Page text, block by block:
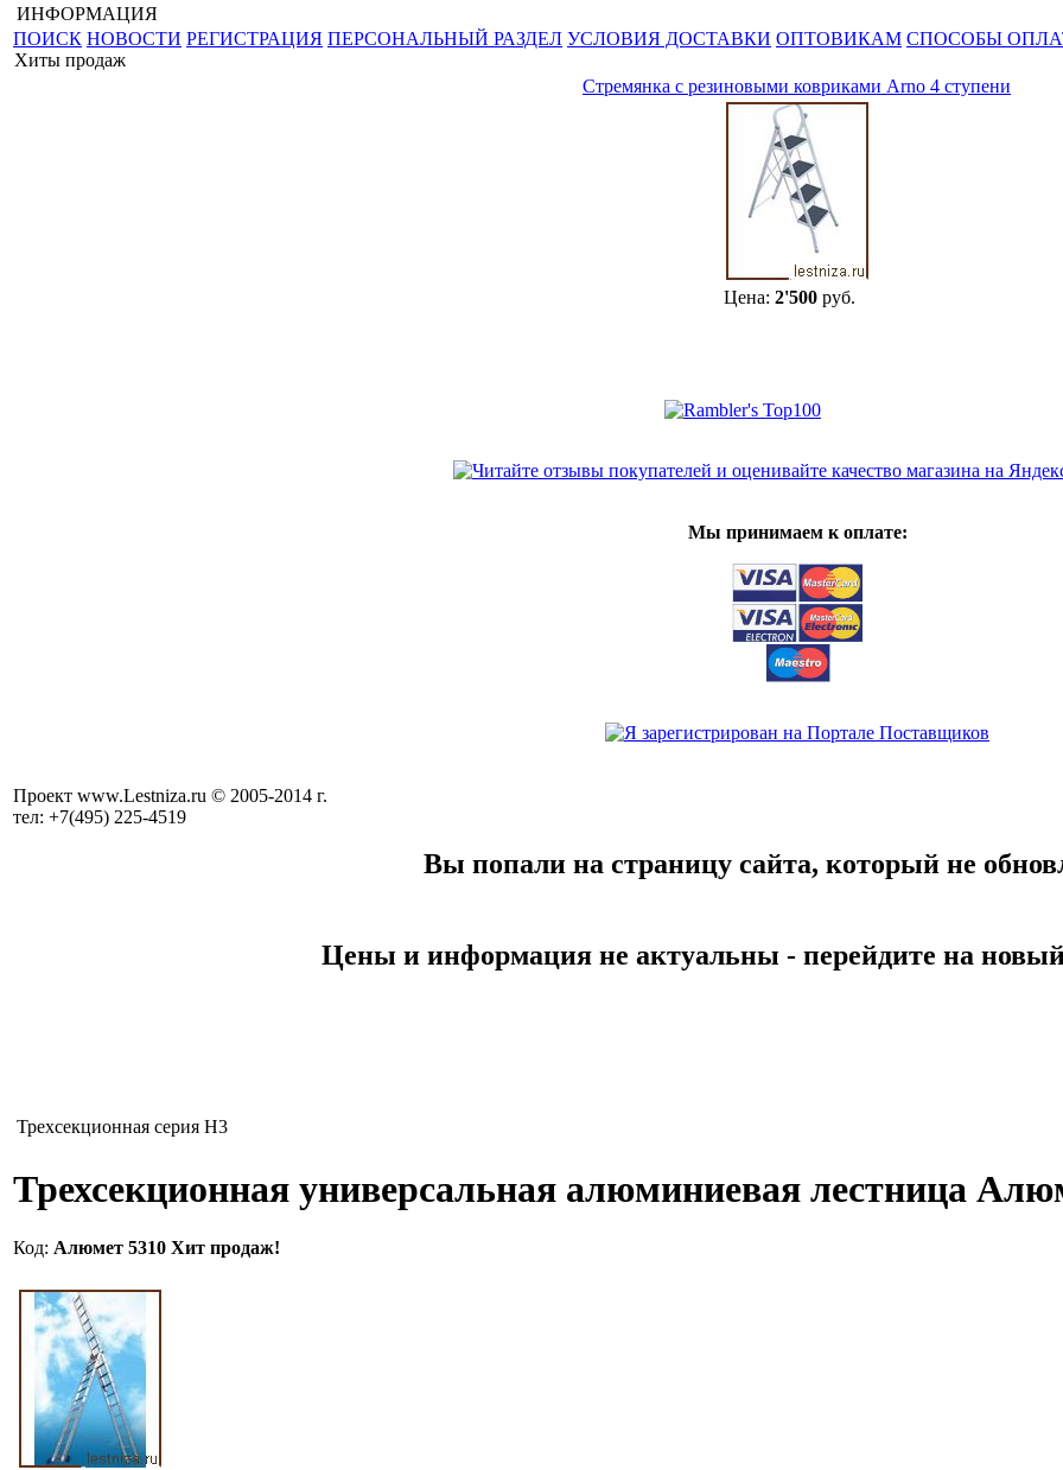
ИНФОРМАЦИЯ
ПОИСК НОВОСТИ РЕГИСТРАЦИЯ ПЕРСОНАЛЬНЫЙ РАЗДЕЛ УСЛОВИЯ ДОСТАВКИ ОПТОВИКАМ СПОСОБЫ
Хиты продаж
Стремянка с резиновыми ковриками Arno 4 ступени
Цена: 2'500руб.
Мы принимаем к оплате:
Проект www.Lestniza.ru © 2005-2014 г.
тел: +7(495) 225-4519
Вы попали на страницу сайта, который не
Цены и информация не актуальны - перейдите на
Трехсекционная серия H3
Трехсекционная универсальная алюминиевая лестница
Код: Алюмет 5310 Хит продаж!